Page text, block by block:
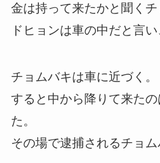
金は持って来たかと聞くチ
ドヒョンは車の中だと言い
チョムバキは車に近づく。
すると中から降りて来た
た。
その場で逮捕されるチョム